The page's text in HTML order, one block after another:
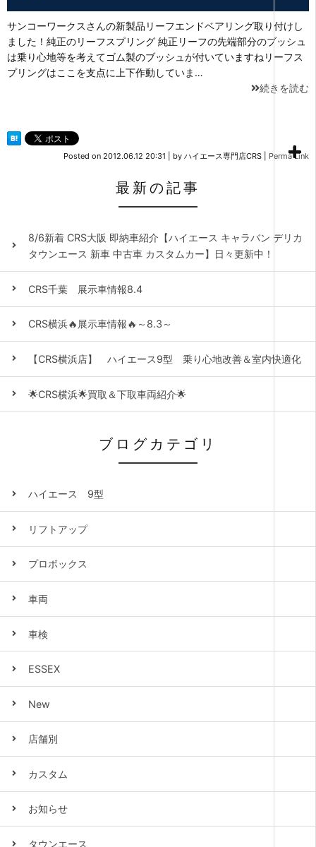
サンコーワークスさんの新製品リーフエンドベアリング取り付けし
ました！純正のリーフスプリング 純正リーフの先端部分のブッシュ
は乗り心地等を考えてゴム製のブッシュが付いていますねリーフス
プリングはここを支点に上下作動していま…
続きを読む
Posted on 2012.06.12 20:31 by ハイエース専門店CRS Perma Link
最新の記事
8/6新着 CRS大阪 即納車紹介【ハイエース キャラバン デリカ
タウンエース 新車 中古車 カスタムカー】日々更新中！
CRS千葉 展示車情報8.4
CRS横浜🔥展示車情報🔥～8.3～
【CRS横浜店】 ハイエース9型 乗り心地改善＆室内快適化
🌟CRS横浜🌟買取＆下取車両紹介🌟
ブログカテゴリ
ハイエース 9型
リフトアップ
プロボックス
車両
車検
ESSEX
New
店舗別
カスタム
お知らせ
タウンエース